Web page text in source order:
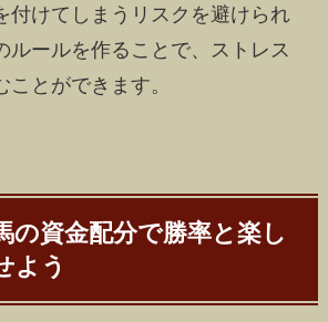
付けてしまうリスクを避けられ
ルールを作ることで、ストレス
とができます。
の資金配分で勝率と楽し
よう